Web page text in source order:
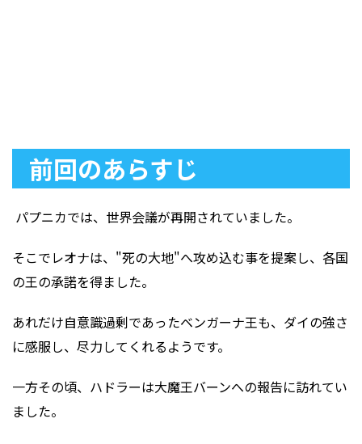
前回のあらすじ
パプニカでは、世界会議が再開されていました。
そこでレオナは、"死の大地"へ攻め込む事を提案し、各国
の王の承諾を得ました。
あれだけ自意識過剰であったベンガーナ王も、ダイの強さ
に感服し、尽力してくれるようです。
一方その頃、ハドラーは大魔王バーンへの報告に訪れてい
ました。